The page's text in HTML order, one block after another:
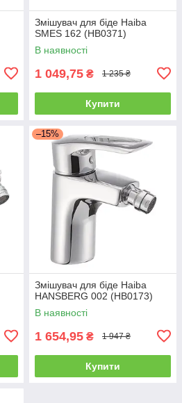
Змішувач для біде Haiba
SMES 162 (HB0371)
В наявності
1 049,75 ₴ 1 235 ₴
Купити
–15%
Змішувач для біде Haiba
HANSBERG 002 (HB0173)
В наявності
1 654,95 ₴ 1 947 ₴
Купити